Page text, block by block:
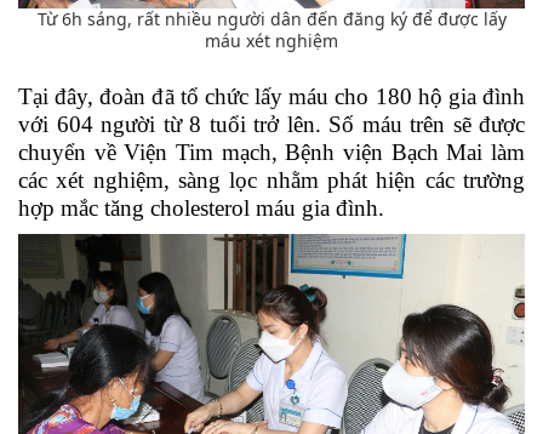
Từ 6h sáng, rất nhiều người dân đến đăng ký để được lấy
máu xét nghiệm
Tại đây, đoàn đã tổ chức lấy máu cho 180 hộ gia đình
với 604 người từ 8 tuổi trở lên. Số máu trên sẽ được
chuyển về Viện Tim mạch, Bệnh viện Bạch Mai làm
các xét nghiệm, sàng lọc nhằm phát hiện các trường
hợp mắc tăng cholesterol máu gia đình.